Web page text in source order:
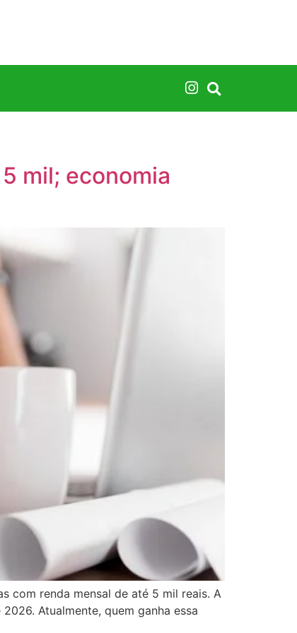
mil; economia
com renda mensal de até 5 mil reais. A
Atualmente, quem ganha essa